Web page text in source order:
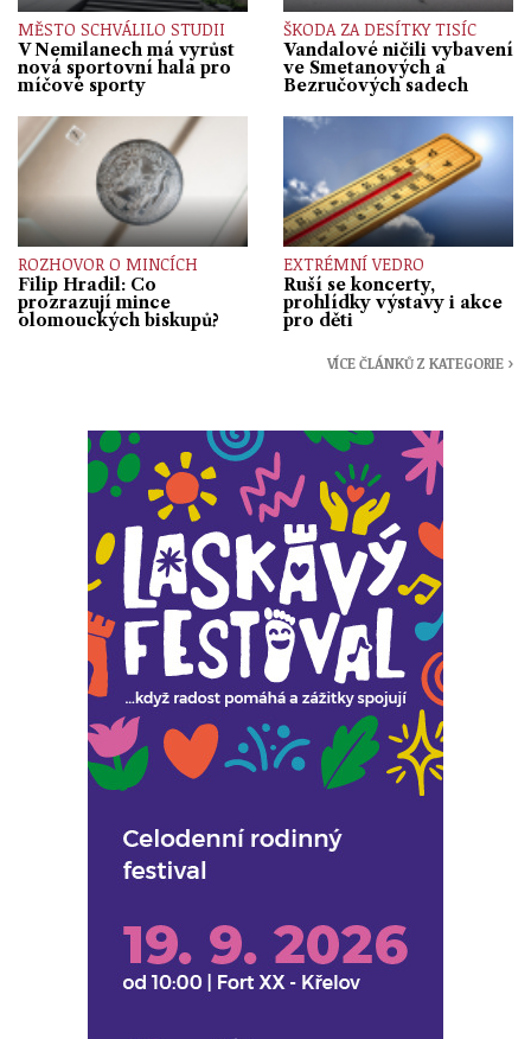
MĚSTO SCHVÁLILO STUDII
V Nemilanech má vyrůst
nová sportovní hala pro
míčové sporty
ŠKODA ZA DESÍTKY TISÍC
Vandalové ničili vybavení
ve Smetanových a
Bezručových sadech
ROZHOVOR O MINCÍCH
Filip Hradil: Co
prozrazují mince
olomouckých biskupů?
EXTRÉMNÍ VEDRO
Ruší se koncerty,
prohlídky výstavy i akce
pro děti
VÍCE ČLÁNKŮ Z KATEGORIE ›